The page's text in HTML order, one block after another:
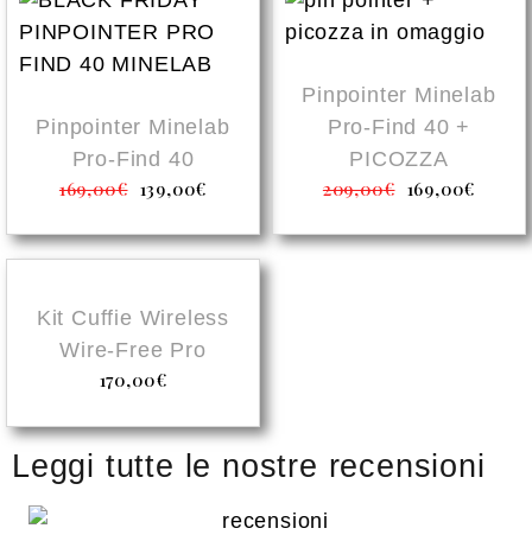
Pinpointer Minelab
Pro-Find 40
169,00€ 139,00€
Pinpointer Minelab
Pro-Find 40 +
PICOZZA
209,00€ 169,00€
Kit Cuffie Wireless
Wire-Free Pro
170,00€
Leggi tutte le nostre recensioni